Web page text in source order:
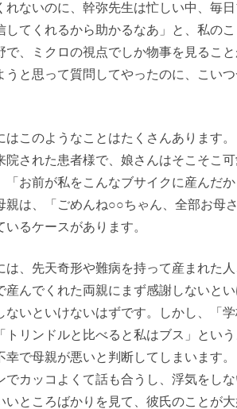
れないのに、幹弥先生は忙しい中、毎
してくれるから助かるなあ」と、私の
で、ミクロの視点でしか物事を見るこ
うと思って質問してやったのに、こい
はこのようなことはたくさんあります。
院された患者様で、娘さんはそこそこ
「お前が私をこんなブサイクに産んだ
親は、「ごめんね○○ちゃん、全部お母
いるケースがあります。
は、先天奇形や難病を持って産まれた
産んでくれた両親にまず感謝しないと
ないといけないはずです。しかし、「
トリンドルと比べると私はブス」とい
幸で母親が悪いと判断してしまいます。
でカッコよくて話も合うし、浮気をし
いところばかりを見て、彼氏のことが